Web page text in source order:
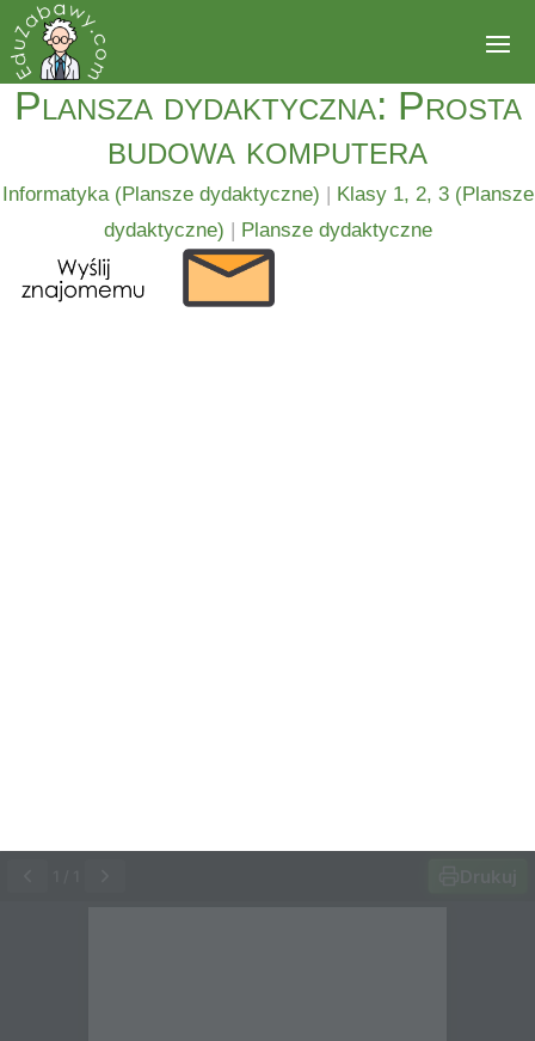
Plansza dydaktyczna: Prosta
budowa komputera
Informatyka (Plansze dydaktyczne) | Klasy 1, 2, 3 (Plansze
dydaktyczne) | Plansze dydaktyczne